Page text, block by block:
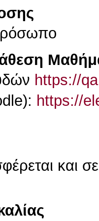
https://
https://
και